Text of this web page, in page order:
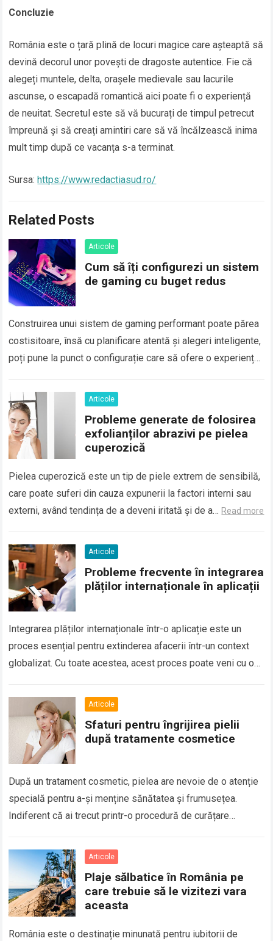
Concluzie
România este o țară plină de locuri magice care așteaptă să
devină decorul unor povești de dragoste autentice. Fie că
alegeți muntele, delta, orașele medievale sau lacurile
ascunse, o escapadă romantică aici poate fi o experiență
de neuitat. Secretul este să vă bucurați de timpul petrecut
împreună și să creați amintiri care să vă încălzească inima
mult timp după ce vacanța s-a terminat.
Sursa: https://www.redactiasud.ro/
Related Posts
Articole
Cum să îți configurezi un sistem
de gaming cu buget redus
Construirea unui sistem de gaming performant poate părea
costisitoare, însă cu planificare atentă și alegeri inteligente,
poți pune la punct o configurație care să ofere o experiență
Articole
Probleme generate de folosirea
exfolianților abrazivi pe pielea
cuperozică
Pielea cuperozică este un tip de piele extrem de sensibilă,
care poate suferi din cauza expunerii la factori interni sau
externi, având tendința de a deveni iritată și de a… Read more
Articole
Probleme frecvente în integrarea
plăților internaționale în aplicații
Integrarea plăților internaționale într-o aplicație este un
proces esențial pentru extinderea afacerii într-un context
globalizat. Cu toate acestea, acest proces poate veni cu o
Articole
Sfaturi pentru îngrijirea pielii
după tratamente cosmetice
După un tratament cosmetic, pielea are nevoie de o atenție
specială pentru a-și menține sănătatea și frumusețea.
Indiferent că ai trecut printr-o procedură de curățare
Articole
Plaje sălbatice în România pe
care trebuie să le vizitezi vara
aceasta
România este o destinație minunată pentru iubitorii de